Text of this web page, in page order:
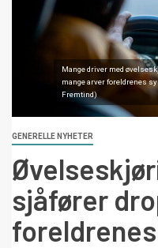
Mange driver med
mange arver foreldrenes
Fremtind)
GENERELLE NYHETER
sjåfører